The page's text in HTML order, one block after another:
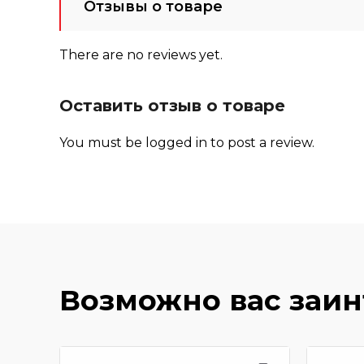
Отзывы о товаре
There are no reviews yet.
Оставить отзыв о товаре
You must be logged in to post a review.
Возможно вас